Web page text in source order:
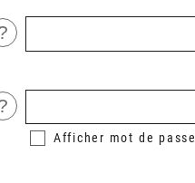
Afficher mot de passe